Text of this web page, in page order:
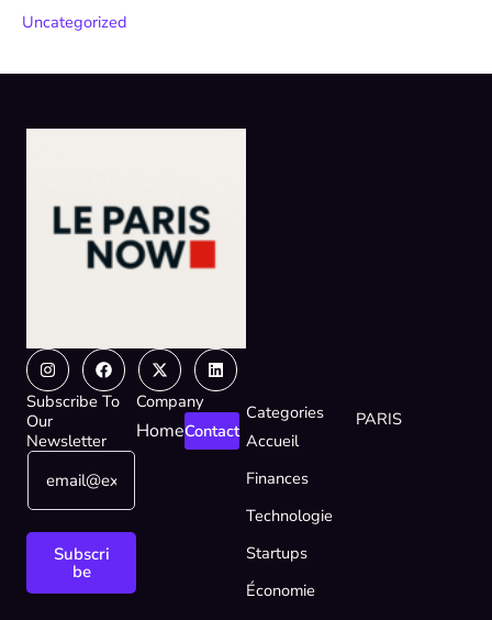
Uncategorized
InstagramFacebook
X-
twitter
Linkedin
Subscribe To
Our
Newsletter
E
a
i
m
E
a
Subscri
be
Company
HomeContact
Categories
Accueil
Finances
Technologie
Startups
Économie
PARIS